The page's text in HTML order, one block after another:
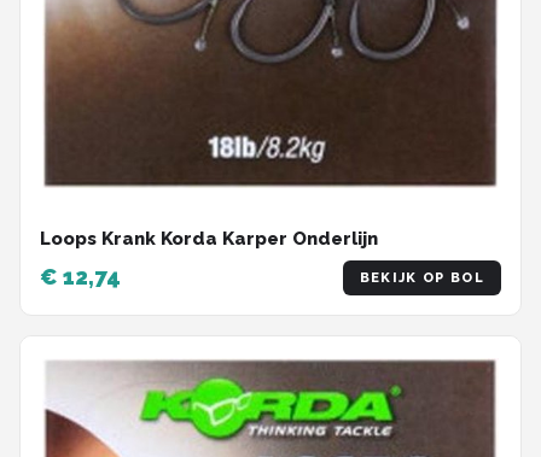
Loops Krank Korda Karper Onderlijn
€ 12,74 BEKIJK OP BOL